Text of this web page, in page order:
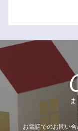
お電話でのお問い